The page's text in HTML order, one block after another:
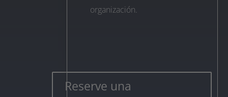
organización.
Reserve una